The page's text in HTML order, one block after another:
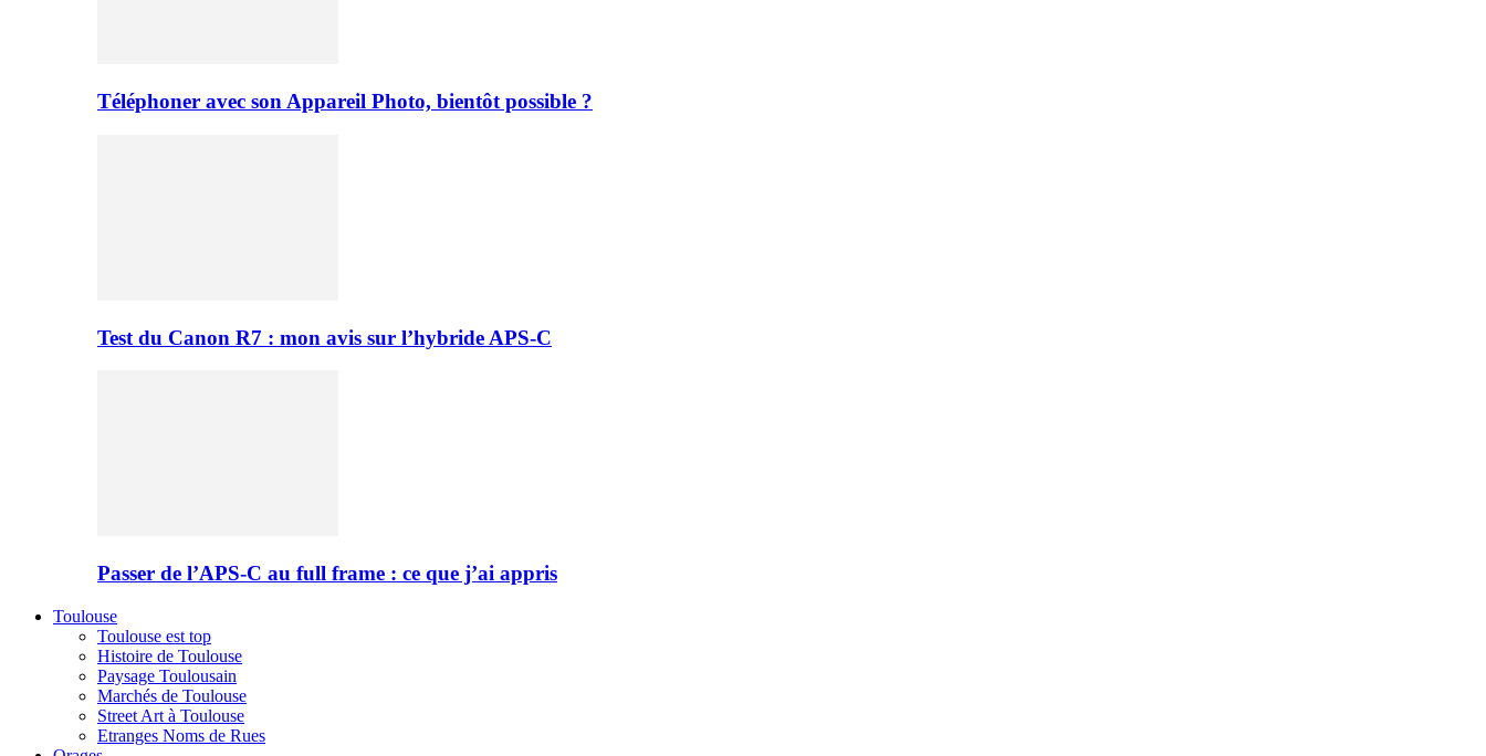
Téléphoner avec son Appareil Photo, bientôt possible ?
Test du Canon R7 : mon avis sur l’hybride APS-C
Passer de l’APS-C au full frame : ce que j’ai appris
Toulouse
Toulouse est top
Histoire de Toulouse
Paysage Toulousain
Marchés de Toulouse
Street Art à Toulouse
Etranges Noms de Rues